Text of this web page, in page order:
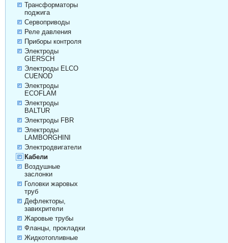
Трансформаторы
поджига
Сервоприводы
Реле давления
Приборы контроля
Электроды
GIERSCH
Электроды ELCO
CUENOD
Электроды
ECOFLAM
Электроды
BALTUR
Электроды FBR
Электроды
LAMBORGHINI
Электродвигатели
Кабели
Воздушные
заслонки
Головки жаровых
труб
Дефлекторы,
завихрители
Жаровые трубы
Фланцы, прокладки
Жидкотопливные